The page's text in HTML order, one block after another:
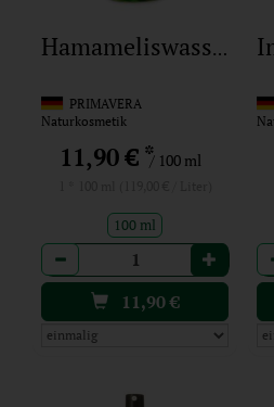
Hamameliswasser
PRIMAVERA
Naturkosmetik
11,90 € */ 100 ml
100 ml
Anzahl
11,90€